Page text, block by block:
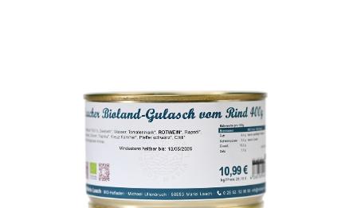
Laacher Bioland Gulasch
WISSEN wo´s herkommt!